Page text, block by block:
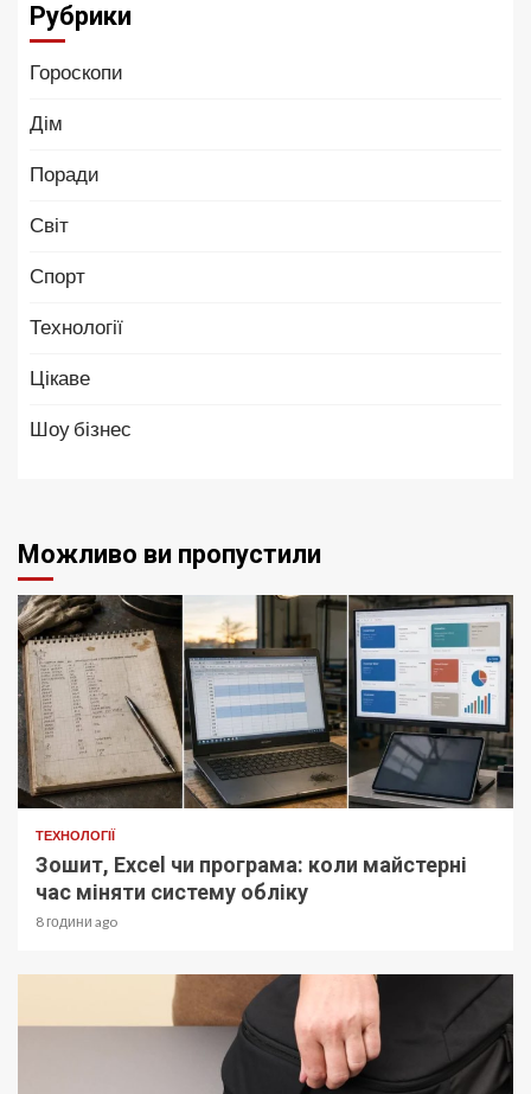
Рубрики
Гороскопи
Дім
Поради
Світ
Спорт
Технології
Цікаве
Шоу бізнес
Можливо ви пропустили
ТЕХНОЛОГІЇ
Зошит, Excel чи програма: коли майстерні
час міняти систему обліку
8 години ago